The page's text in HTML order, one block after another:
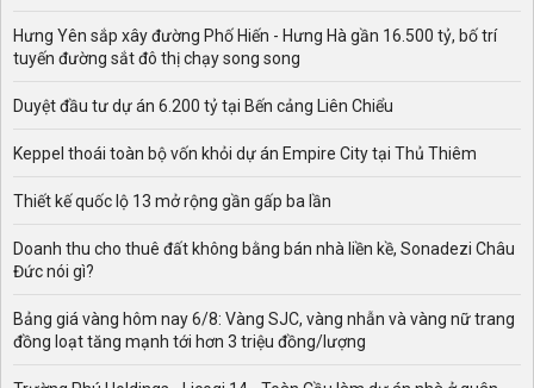
Hưng Yên sắp xây đường Phố Hiến - Hưng Hà gần 16.500 tỷ, bố trí
tuyến đường sắt đô thị chạy song song
Duyệt đầu tư dự án 6.200 tỷ tại Bến cảng Liên Chiểu
Keppel thoái toàn bộ vốn khỏi dự án Empire City tại Thủ Thiêm
Thiết kế quốc lộ 13 mở rộng gần gấp ba lần
Doanh thu cho thuê đất không bằng bán nhà liền kề, Sonadezi Châu
Đức nói gì?
Bảng giá vàng hôm nay 6/8: Vàng SJC, vàng nhẫn và vàng nữ trang
đồng loạt tăng mạnh tới hơn 3 triệu đồng/lượng